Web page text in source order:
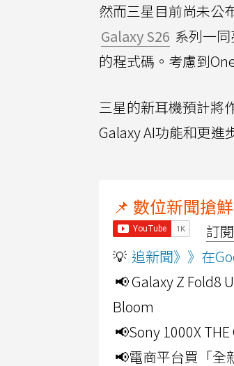
然而三星目前尚未公
Galaxy S26 系列一
的程式碼。考慮到
三星的新耳機預計將
Galaxy AI功能和更進
📌 數位新聞搶鮮
訂
💡 追新聞》》在
📢 Galaxy Z Fold8
Bloom
📢Sony 1000X
📢電商平台買「全